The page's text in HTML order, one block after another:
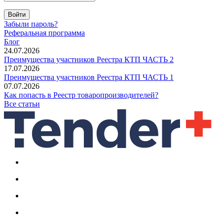
Войти
Забыли пароль?
Реферальная программа
Блог
24.07.2026
Преимущества участников Реестра КТП ЧАСТЬ 2
17.07.2026
Преимущества участников Реестра КТП ЧАСТЬ 1
07.07.2026
Как попасть в Реестр товаропроизводителей?
Все статьи